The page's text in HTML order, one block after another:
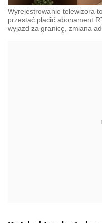
Wyrejestrowanie telewizora
przestać płacić abonament
wyjazd za granicę, zmiana